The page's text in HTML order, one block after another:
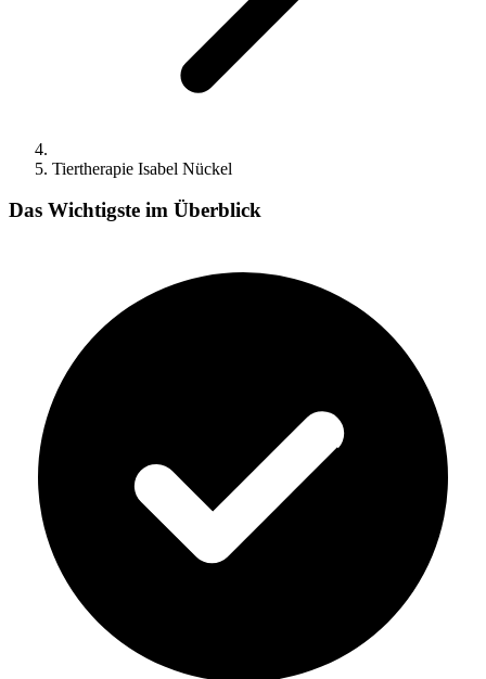
Tiertherapie Isabel Nückel
Das Wichtigste im Überblick